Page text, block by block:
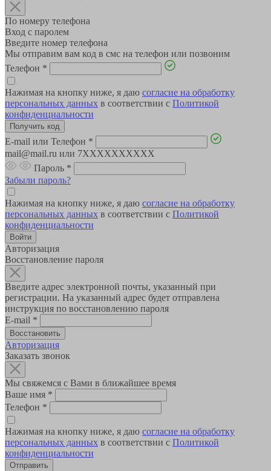
По номеру телефона
Вход с паролем
Введите номер телефона
Мы отправим вам код в смс на телефон или позвоним
Телефон *
Нажимая на кнопку ниже, я даю согласие на обработку
персональных данных в соответствии с Политикой
конфиденциальности
E-mail или Телефон *
mail@mail.ru или 7XXXXXXXXXX
Пароль *
Забыли пароль?
Нажимая на кнопку ниже, я даю согласие на обработку
персональных данных в соответствии с Политикой
конфиденциальности
Авторизация
Восстановление пароля
Введите адрес электронной почты, указанный при
регистрации. На указанный адрес будет отправлена
инструкция по восстановлению пароля
E-mail *
Авторизация
Заказать звонок
Мы свяжемся с Вами в ближайшее время
Ваше имя *
Телефон *
Нажимая на кнопку ниже, я даю согласие на обработку
персональных данных в соответствии с Политикой
конфиденциальности